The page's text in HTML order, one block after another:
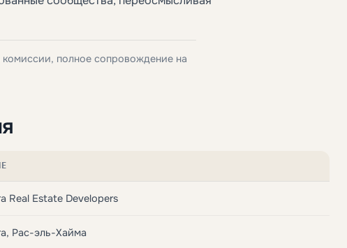
полное сопровождение на
Real Estate Developers
Рас-эль-Хайма